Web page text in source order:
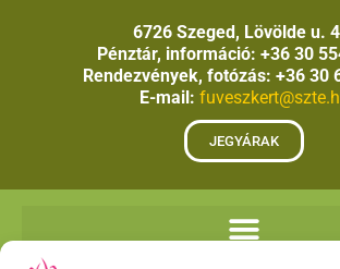
6726 Szeged, Lövölde u.
Pénztár, információ: +36 30
Rendezvények, fotózás: +36 30
E-mail:
JEGYÁRAK